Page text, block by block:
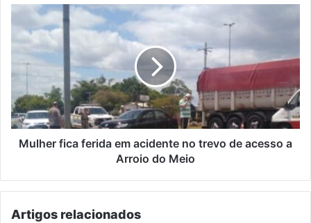
Mulher
ferida
acidente
trevo
de
acesso
Mulher fica ferida em acidente no trevo de acesso a
Arroio do Meio
Artigos relacionados